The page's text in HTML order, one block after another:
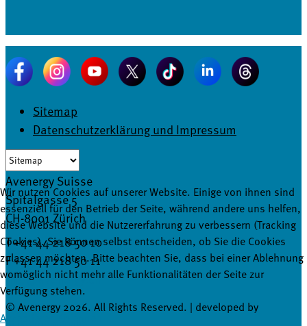
Sitemap
Datenschutzerklärung und Impressum
Avenergy Suisse
Spitalgasse 5
CH-8001 Zürich
T +41 44 218 50 10
F +41 44 218 50 11
info@avenergy.ch
© Avenergy 2026. All Rights Reserved. | developed by
Wir nutzen Cookies auf unserer Website. Einige von ihnen sind
essenziell für den Betrieb der Seite, während andere uns helfen,
diese Website und die Nutzererfahrung zu verbessern (Tracking
Cookies). Sie können selbst entscheiden, ob Sie die Cookies
zulassen möchten. Bitte beachten Sie, dass bei einer Ablehnung
womöglich nicht mehr alle Funktionalitäten der Seite zur
Verfügung stehen.
AkzeptierenAblehnen